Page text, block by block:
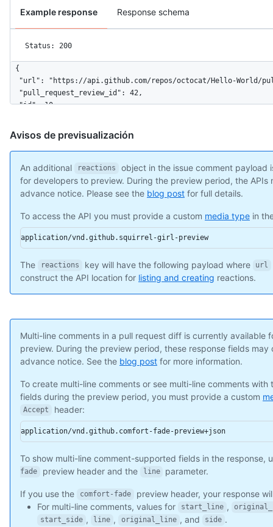
Example response Response schema
Status: 200
{
"url": "https://api.github.com/repos/octocat/Hello-World/
  "pull_request_review_id": 42,
  "id": 10,
"diff_hunk": "@@ -16,33 +16,40 @@ public class Connection
  "path": "file1.txt",
  "position": 1,
  "original_position": 4,
  "commit_id": "6dcb09b5b57875f334f61aebed695e2e4193db5e",
"original_commit_id":
  "user": {
    "login": "octocat",
    "id": 1,
    "node_id": "MDQ6VXNlcjE=",
"avatar_url": "https://github.com/images/error/
    "gravatar_id": "",
"gists_url": "https://api.github.com/users/octocat/
"starred_url": "https://api.github.com/users/octocat/
"subscriptions_url": "https://api.github.com/users/
"repos_url": "https://api.github.com/users/octocat/
"events_url": "https://api.github.com/users/octocat/
"received_events_url": "https://api.github.com/users/
    "type": "User",
    "site_admin": false
  "body": "Great stuff!",
  "created_at": "2011-04-14T16:00:49Z",
"html_url": "https://github.com/octocat/Hello-World/pull/
"pull_request_url": "https://api.github.com/repos/octocat/
  "author_association": "NONE",
Avisos de previsualización
An additional reactions
object in the issue comment payload
for developers to preview. During the preview period, the APIs
advance notice. Please see the blog post for full details.
To access the API you must provide a custom media type in
application/vnd.github.squirrel-girl-preview
The reactions key will have the following payload where url
construct the API location for listing and creating reactions.
Multi-line comments in a pull request diff is currently available
preview. During the preview period, these response fields may
advance notice. See the blog post for more information.
To create multi-line comments or see multi-line comments with
fields during the preview period, you must provide a custom
Accept header:
application/vnd.github.comfort-fade-preview+json
To show multi-line comment-supported fields in the response,
fade preview header and the line parameter.
If you use the comfort-fade
preview header, your response
For multi-line comments, values for
start_line ,
start_side , line , original_line , and side .